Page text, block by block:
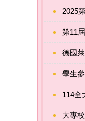
2025
第11
德國
學生
114全
大專